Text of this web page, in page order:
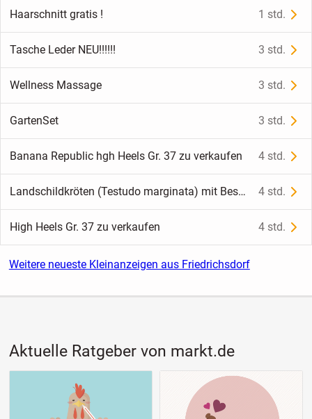
Haarschnitt gratis ! 1 std.
Tasche Leder NEU!!!!!! 3 std.
Wellness Massage 3 std.
GartenSet 3 std.
Banana Republic hgh Heels Gr. 37 zu verkaufen 4 std.
Landschildkröten (Testudo marginata) mit Bescheinigung abzugeben 4 std.
High Heels Gr. 37 zu verkaufen 4 std.
Weitere neueste Kleinanzeigen aus Friedrichsdorf
Aktuelle Ratgeber von markt.de